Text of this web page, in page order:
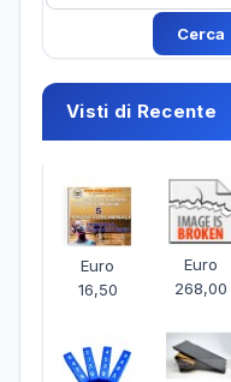
Visti di Recente
Euro
16,50
Euro
268,00